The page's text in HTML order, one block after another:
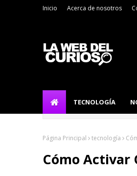
Inicio Acerca de nosotros
TECNOLOGÍA
Página Principal tecnología
Cómo Activar